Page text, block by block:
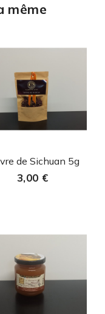
même
Aperçu rapide
de Sichuan 5g
3,00 €